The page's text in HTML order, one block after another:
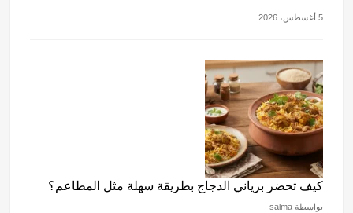
5 أغسطس، 2026
كيف تحضر برياني الدجاج بطريقة سهلة مثل المطاعم؟
بواسطة salma